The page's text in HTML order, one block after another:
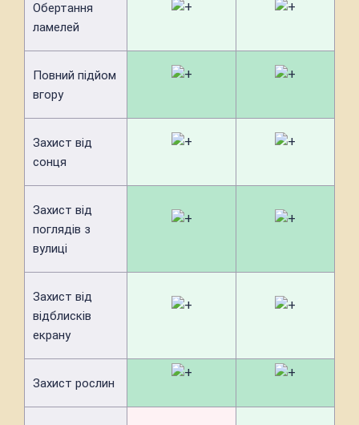
Обертання
ламелей
Повний підйом
вгору
Захист від
сонця
Захист від
поглядів з
вулиці
Захист від
відблисків
екрану
Захист рослин